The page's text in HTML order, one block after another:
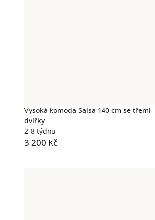
Vysoká komoda Salsa 140 cm se třemi
dvířky
2-8 týdnů
3 200 Kč